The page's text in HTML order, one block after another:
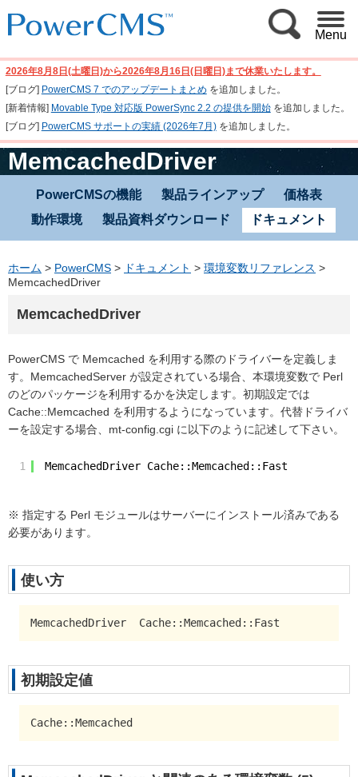
Menu
2026年8月8日(土曜日)から2026年8月16日(日曜日)まで休業いたします。
[ブログ] PowerCMS 7 でのアップデートまとめ を追加しました。
[新着情報] Movable Type 対応版 PowerSync 2.2 の提供を開始を追加しました。
[ブログ] PowerCMS サポートの実績 (2026年7月)を追加しました。
MemcachedDriver
PowerCMSの機能 製品ラインアップ
価格表
動作環境
製品資料ダウンロード ドキュメント
ホーム > PowerCMS > ドキュメント > 環境変数リファレンス >
MemcachedDriver
MemcachedDriver
PowerCMS で Memcached を利用する際のドライバーを定義しま
す。MemcachedServer が設定されている場合、本環境変数で Perl
のどのパッケージを利用するかを決定します。初期設定では
Cache::Memcached を利用するようになっています。代替ドライバ
ーを設定する場合、mt-config.cgi に以下のように記述して下さい。
1 MemcachedDriver Cache::Memcached::Fast
※ 指定する Perl モジュールはサーバーにインストール済みである
必要があります。
使い方
MemcachedDriver  Cache::Memcached::Fast
初期設定値
Cache::Memcached